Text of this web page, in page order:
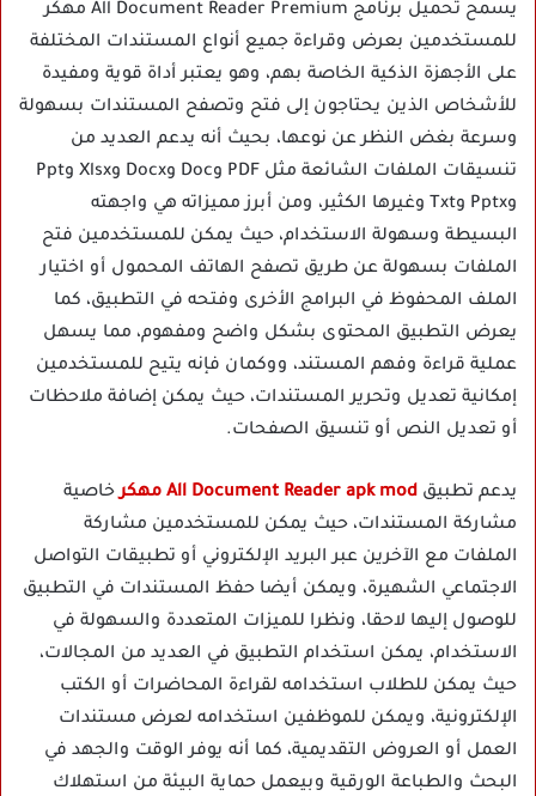
يسمح تحميل برنامج All Document Reader Premium مهكر
للمستخدمين بعرض وقراءة جميع أنواع المستندات المختلفة
على الأجهزة الذكية الخاصة بهم، وهو يعتبر أداة قوية ومفيدة
للأشخاص الذين يحتاجون إلى فتح وتصفح المستندات بسهولة
وسرعة بغض النظر عن نوعها، بحيث أنه يدعم العديد من
تنسيقات الملفات الشائعة مثل PDF وDoc وDocx وXlsx وPpt
وPptx وTxt وغيرها الكثير، ومن أبرز مميزاته هي واجهته
البسيطة وسهولة الاستخدام، حيث يمكن للمستخدمين فتح
الملفات بسهولة عن طريق تصفح الهاتف المحمول أو اختيار
الملف المحفوظ في البرامج الأخرى وفتحه في التطبيق، كما
يعرض التطبيق المحتوى بشكل واضح ومفهوم، مما يسهل
عملية قراءة وفهم المستند، ووكمان فإنه يتيح للمستخدمين
إمكانية تعديل وتحرير المستندات، حيث يمكن إضافة ملاحظات
أو تعديل النص أو تنسيق الصفحات.
يدعم تطبيق All Document Reader apk mod مهكر
خاصية
مشاركة المستندات، حيث يمكن للمستخدمين مشاركة
الملفات مع الآخرين عبر البريد الإلكتروني أو تطبيقات التواصل
الاجتماعي الشهيرة، ويمكن أيضا حفظ المستندات في التطبيق
للوصول إليها لاحقا، ونظرا للميزات المتعددة والسهولة في
الاستخدام، يمكن استخدام التطبيق في العديد من المجالات،
حيث يمكن للطلاب استخدامه لقراءة المحاضرات أو الكتب
الإلكترونية، ويمكن للموظفين استخدامه لعرض مستندات
العمل أو العروض التقديمية، كما أنه يوفر الوقت والجهد في
البحث والطباعة الورقية وبيعمل حماية البيئة من استهلاك